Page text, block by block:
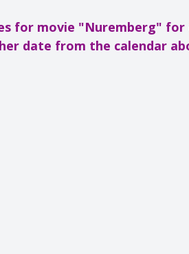
for movie "Nuremberg" for
date from the calendar